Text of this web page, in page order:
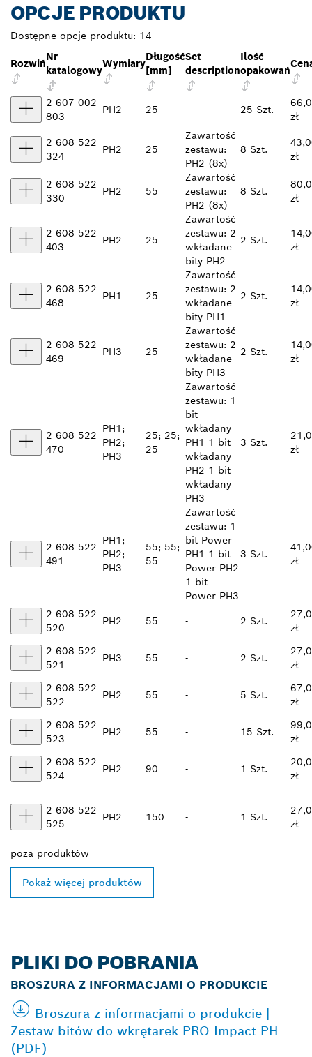
OPCJE PRODUKTU
Dostępne opcje produktu: 14
Rozwiń
Nr
katalogowy
Wymiary
Długość
[mm]
Set
description
Ilość
opakowań
2 607 002
803
PH2 25 - 25 Szt.
zł
2 608 522
324
PH2 25
Zawartość
zestawu:
PH2 (8x)
8 Szt.
zł
2 608 522
330
PH2 55
Zawartość
zestawu:
PH2 (8x)
8 Szt.
zł
2 608 522
403
PH2 25
Zawartość
zestawu: 2
wkładane
bity PH2
2 Szt.
zł
2 608 522
468
PH1 25
Zawartość
zestawu: 2
wkładane
bity PH1
2 Szt.
zł
2 608 522
469
PH3 25
Zawartość
zestawu: 2
wkładane
bity PH3
2 Szt.
zł
2 608 522
470
PH1;
PH2;
PH3
25; 25;
25
Zawartość
zestawu: 1
bit
wkładany
PH1 1 bit
wkładany
PH2 1 bit
wkładany
PH3
3 Szt.
zł
2 608 522
491
PH1;
PH2;
PH3
55; 55;
55
Zawartość
zestawu: 1
bit Power
PH1 1 bit
Power PH2
1 bit
Power PH3
3 Szt.
zł
2 608 522
520
PH2 55 - 2 Szt.
zł
2 608 522
521
PH3 55 - 2 Szt.
zł
2 608 522
522
PH2 55 - 5 Szt.
zł
2 608 522
523
PH2 55 - 15 Szt.
zł
2 608 522
524
PH2 90 - 1 Szt.
zł
2 608 522
525
PH2 150 - 1 Szt.
zł
poza produktów
Pokaż więcej produktów
PLIKI DO POBRANIA
BROSZURA Z INFORMACJAMI O PRODUKCIE
Broszura z informacjami o produkcie |
Zestaw bitów do wkrętarek PRO Impact PH
(PDF)